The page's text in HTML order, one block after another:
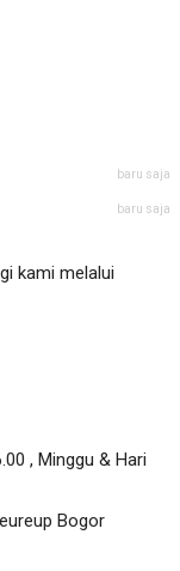
baru saja
baru saja
kami melalui
, Minggu & Hari
Bogor